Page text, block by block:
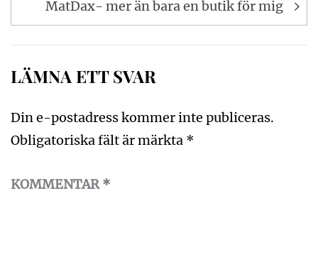
MatDax- mer än bara en butik för mig
LÄMNA ETT SVAR
Din e-postadress kommer inte publiceras.
Obligatoriska fält är märkta *
KOMMENTAR*